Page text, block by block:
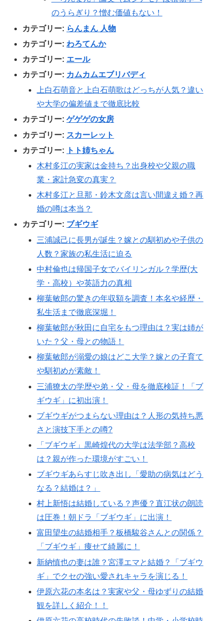
のうらぎり？憎む価値もない！
カテゴリー: らんまん 人物
カテゴリー:わろてんか
カテゴリー: エール
カテゴリー: カムカムエブリバディ
上白石萌音と上白石萌歌はどっちが人気？違い
や大学の偏差値まで徹底比較
カテゴリー:ゲゲゲの女房
カテゴリー: スカーレット
カテゴリー:
トト姉ちゃん
木村多江の実家は金持ち？出身校や父親の職
業・家計急変の真実？
木村多江と旦那・鈴木文彦は言い間違え婚？再
婚の噂は本当？
カテゴリー: ブギウギ
三浦誠己に長男が誕生？嫁との馴初めや子供の
人数？家族の私生活に迫る
中村倫也は帰国子女でバイリンガル？学歴(大
学・高校）や英語力の真相
柳葉敏郎の驚きの年収額を調査！本名や経歴・
私生活まで徹底深堀！
柳葉敏郎が秋田に自宅をもつ理由は？実は姉が
いた？父・母との物語！
柳葉敏郎が溺愛の娘はどこ大学？嫁との子育て
や馴初めが素敵！
三浦獠太の学歴や弟・父・母を徹底検証！「ブ
ギウギ」に初出演！
ブギウギがつまらない理由は？人形の気持ち悪
さと演技下手との噂?
「ブギウギ」黒崎煌代の大学は法学部？高校
は？親が作った環境がすごい！
ブギウギあらすじ吹き出し「愛助の病気はどう
なる？結婚は？」
村上新悟は結婚している？声優？直江状の朗読
は圧巻！朝ドラ「ブギウギ」に出演！
富田望生の結婚相手？板橋駿谷さんとの関係？
「ブギウギ」痩せて綺麗に！
新納慎也の妻は誰？宮澤エマと結婚？「ブギウ
ギ」でクセの強い愛されキャラを演じる！
伊原六花の本名は？実家や父・母ゆずりの結婚
観を詳しく紹介！！